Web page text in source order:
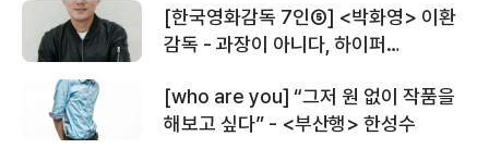
[한국영화감독 7인⑤] <박화영> 이환
감독 - 과장이 아니다, 하이퍼
[who are you] “그저 원 없이 작품을
해보고 싶다” - <부산행> 한성수